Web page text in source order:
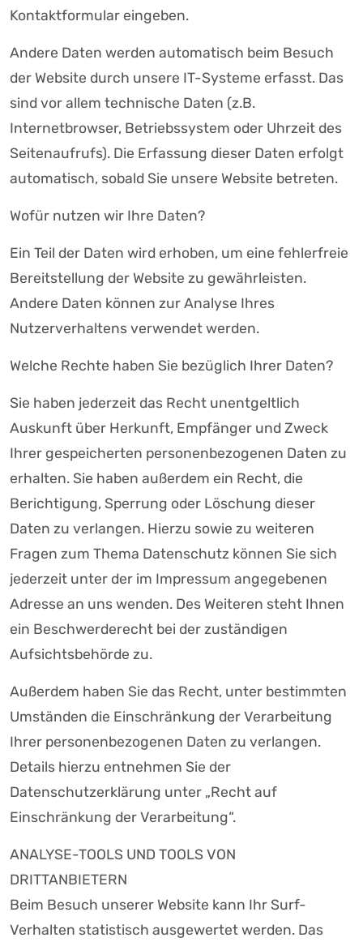
Kontaktformular eingeben.
Andere Daten werden automatisch beim Besuch
der Website durch unsere IT-Systeme erfasst. Das
sind vor allem technische Daten (z.B.
Internetbrowser, Betriebssystem oder Uhrzeit des
Seitenaufrufs). Die Erfassung dieser Daten erfolgt
automatisch, sobald Sie unsere Website betreten.
Wofür nutzen wir Ihre Daten?
Ein Teil der Daten wird erhoben, um eine fehlerfreie
Bereitstellung der Website zu gewährleisten.
Andere Daten können zur Analyse Ihres
Nutzerverhaltens verwendet werden.
Welche Rechte haben Sie bezüglich Ihrer Daten?
Sie haben jederzeit das Recht unentgeltlich
Auskunft über Herkunft, Empfänger und Zweck
Ihrer gespeicherten personenbezogenen Daten zu
erhalten. Sie haben außerdem ein Recht, die
Berichtigung, Sperrung oder Löschung dieser
Daten zu verlangen. Hierzu sowie zu weiteren
Fragen zum Thema Datenschutz können Sie sich
jederzeit unter der im Impressum angegebenen
Adresse an uns wenden. Des Weiteren steht Ihnen
ein Beschwerderecht bei der zuständigen
Aufsichtsbehörde zu.
Außerdem haben Sie das Recht, unter bestimmten
Umständen die Einschränkung der Verarbeitung
Ihrer personenbezogenen Daten zu verlangen.
Details hierzu entnehmen Sie der
Datenschutzerklärung unter „Recht auf
Einschränkung der Verarbeitung“.
ANALYSE-TOOLS UND TOOLS VON
DRITTANBIETERN
Beim Besuch unserer Website kann Ihr Surf-
Verhalten statistisch ausgewertet werden. Das